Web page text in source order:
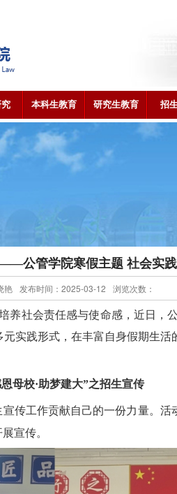
本科生教育 研究生教育 招
公管学院寒假主题 社会实
艳 发布时间：2025-03-12 浏览次数：
养社会责任感与使命感， 近日，
实践形式，在丰富自身假期生活
母校·助梦建大”之招生宣传
传工作贡献自己的一份力量。活
宣传。